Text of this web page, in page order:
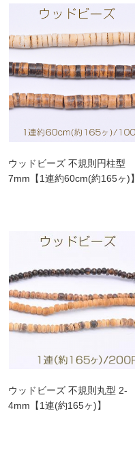
ウッドビーズ 不規則円柱型
7mm【1連約60cm(約165ヶ)】
ウッドビーズ 不規則丸型 2-
4mm【1連(約165ヶ)】